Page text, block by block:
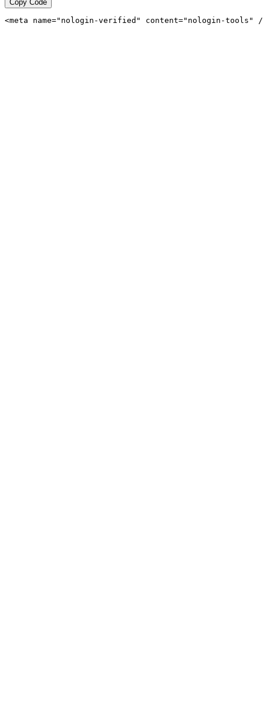
Copy Code
<meta name="nologin-verified" content="nologin-tools" /